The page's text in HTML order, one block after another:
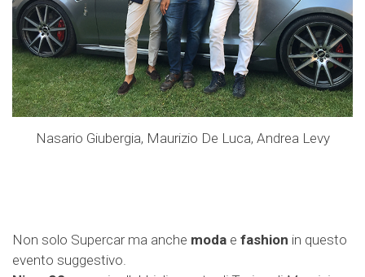
Nasario Giubergia, Maurizio De Luca, Andrea Levy
Non solo Supercar ma anche moda e fashion in questo
evento suggestivo.